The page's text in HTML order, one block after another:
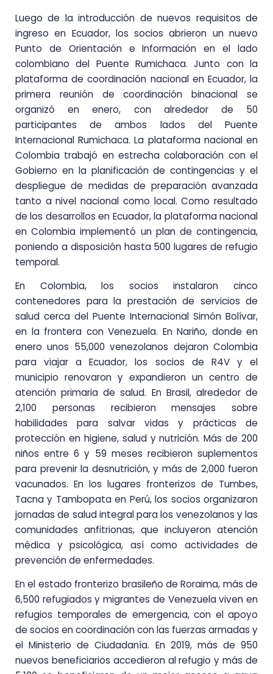
Luego de la introducción de nuevos requisitos de
ingreso en Ecuador, los socios abrieron un nuevo
Punto de Orientación e Información en el lado
colombiano del Puente Rumichaca. Junto con la
plataforma de coordinación nacional en Ecuador, la
primera reunión de coordinación binacional se
organizó en enero, con alrededor de 50
participantes de ambos lados del Puente
Internacional Rumichaca. La plataforma nacional en
Colombia trabajó en estrecha colaboración con el
Gobierno en la planificación de contingencias y el
despliegue de medidas de preparación avanzada
tanto a nivel nacional como local. Como resultado
de los desarrollos en Ecuador, la plataforma nacional
en Colombia implementó un plan de contingencia,
poniendo a disposición hasta 500 lugares de refugio
temporal.
En Colombia, los socios instalaron cinco
contenedores para la prestación de servicios de
salud cerca del Puente Internacional Simón Bolívar,
en la frontera con Venezuela. En Nariño, donde en
enero unos 55,000 venezolanos dejaron Colombia
para viajar a Ecuador, los socios de R4V y el
municipio renovaron y expandieron un centro de
atención primaria de salud. En Brasil, alrededor de
2,100 personas recibieron mensajes sobre
habilidades para salvar vidas y prácticas de
protección en higiene, salud y nutrición. Más de 200
niños entre 6 y 59 meses recibieron suplementos
para prevenir la desnutrición, y más de 2,000 fueron
vacunados. En los lugares fronterizos de Tumbes,
Tacna y Tambopata en Perú, los socios organizaron
jornadas de salud integral para los venezolanos y las
comunidades anfitrionas, que incluyeron atención
médica y psicológica, así como actividades de
prevención de enfermedades.
En el estado fronterizo brasileño de Roraima, más de
6,500 refugiados y migrantes de Venezuela viven en
refugios temporales de emergencia, con el apoyo
de socios en coordinación con las fuerzas armadas y
el Ministerio de Ciudadanía. En 2019, más de 950
nuevos beneficiarios accedieron al refugio y más de